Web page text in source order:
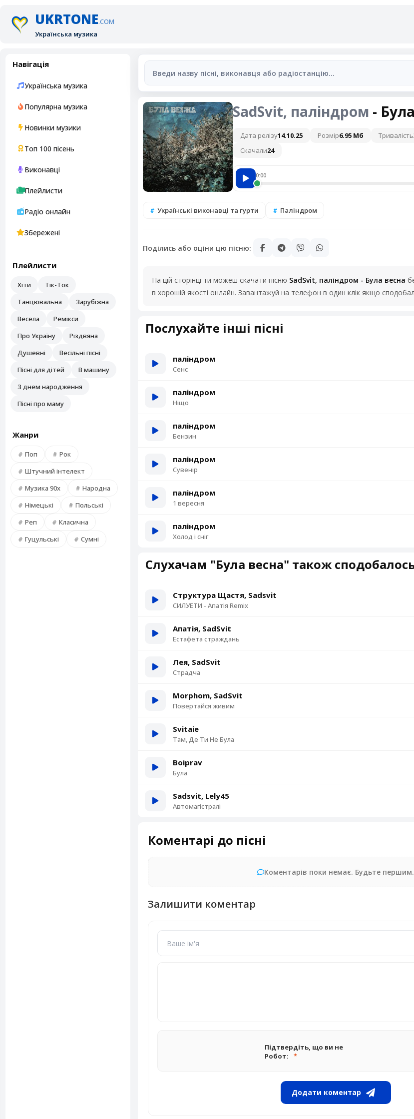
UKRTONE.COM
Українська музика
Навігація
Українська музика
Популярна музика
Новинки музики
Топ 100 пісень
Виконавці
Плейлисти
Радіо онлайн
Збережені
Плейлисти
Хіти
Тік-Ток
Танцювальна
Зарубіжна
Весела
Ремікси
Про Україну
Різдвяна
Душевні
Весільні пісні
Пісні для дітей
В машину
З днем народження
Пісні про маму
Жанри
Поп
Рок
Штучний інтелект
Музика 90х
Народна
Німецькі
Польські
Реп
Класична
Гуцульські
Сумні
SadSvit, паліндром -
Дата релізу14.10.25 Розмір6.95 Мб Тривалість
Скачали24
0:00
Українські виконавці та гурти Паліндром
Поділись або оціни цю пісню:
На цій сторінці ти можеш скачати пісню SadSvit, паліндром - Була весна
в хорошій якості онлайн. Завантажуй на телефон в один клік якщо
Послухайте інші пісні
паліндром
Сенс
паліндром
Ніщо
паліндром
Бензин
паліндром
Сувенір
паліндром
1 вересня
паліндром
Холод і сніг
Слухачам "Була весна" також
Структура Щастя, Sadsvit
СИЛУЕТИ - Апатія Remix
Апатія, SadSvit
Естафета страждань
Лея, SadSvit
Страдча
Morphom, SadSvit
Повертайся живим
Svitaie
Там, Де Ти Не Була
Boiprav
Була
Sadsvit, Lely45
Автомагістралі
Коментарі до пісні
Коментарів поки немає. Будьте першим.
Залишити коментар
Підтвердіть, що ви не
Робот:
Додати коментар